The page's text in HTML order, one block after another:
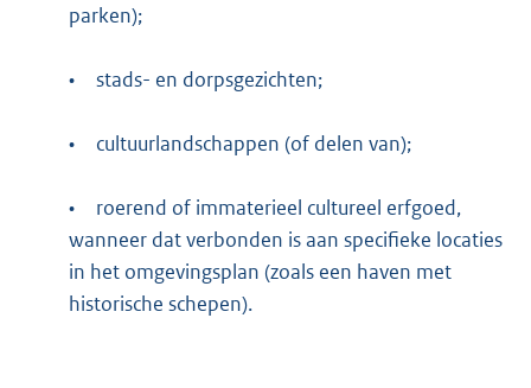
parken);
• stads- en dorpsgezichten;
• cultuurlandschappen (of delen van);
•
roerend of immaterieel cultureel erfgoed,
wanneer dat verbonden is aan specifieke locaties
in het omgevingsplan (zoals een haven met
historische schepen).